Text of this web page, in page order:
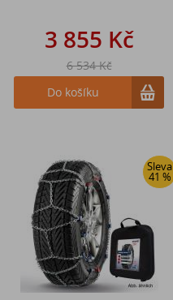
3 855 Kč
6 534 Kč
Do košíku
Sleva
41 %